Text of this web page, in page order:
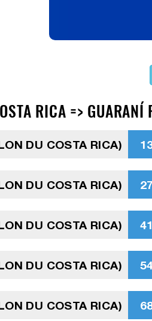
RICA =>
DU COSTA RICA)
DU COSTA RICA)
DU COSTA RICA)
DU COSTA RICA)
DU COSTA RICA)